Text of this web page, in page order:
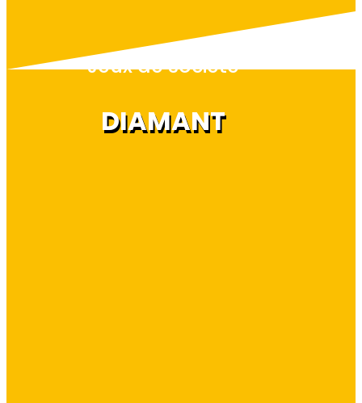
Jeux de société
DIAMANT